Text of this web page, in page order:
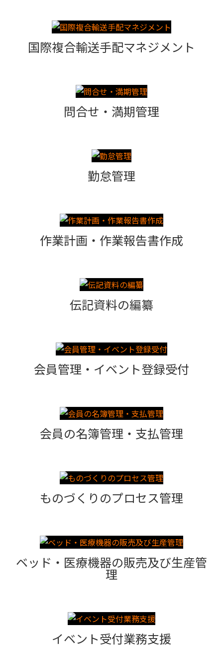
国際複合輸送手配マネジメント
問合せ・満期管理
勤怠管理
作業計画・作業報告書作成
伝記資料の編纂
会員管理・イベント登録受付
会員の名簿管理・支払管理
ものづくりのプロセス管理
ベッド・医療機器の販売及び生産管
理
イベント受付業務支援